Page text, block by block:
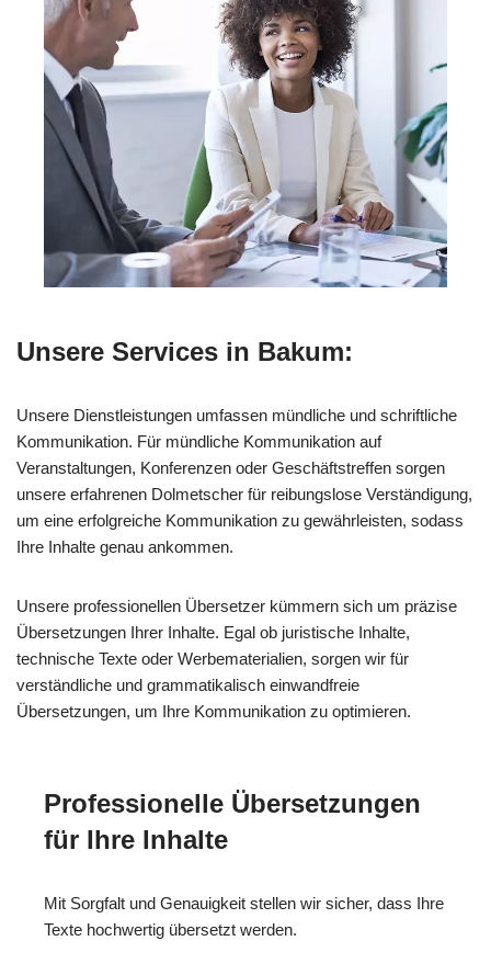
Unsere Services in Bakum:
Unsere Dienstleistungen umfassen mündliche und schriftliche
Kommunikation. Für mündliche Kommunikation auf
Veranstaltungen, Konferenzen oder Geschäftstreffen sorgen
unsere erfahrenen Dolmetscher für reibungslose Verständigung,
um eine erfolgreiche Kommunikation zu gewährleisten, sodass
Ihre Inhalte genau ankommen.
Unsere professionellen Übersetzer kümmern sich um präzise
Übersetzungen Ihrer Inhalte. Egal ob juristische Inhalte,
technische Texte oder Werbematerialien, sorgen wir für
verständliche und grammatikalisch einwandfreie
Übersetzungen, um Ihre Kommunikation zu optimieren.
Professionelle Übersetzungen
für Ihre Inhalte
Mit Sorgfalt und Genauigkeit stellen wir sicher, dass Ihre
Texte hochwertig übersetzt werden.